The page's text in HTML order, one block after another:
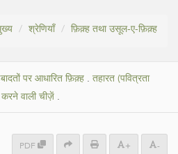
श्रेणियाँ फ़िक़्ह तथा उसूल-ए-फ़िक़्ह
पर आधारित फ़िक़्ह . तहारत (पवित्रता
वाली चीज़ें.
PDF + -